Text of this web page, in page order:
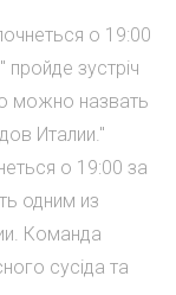
о 19:00
пройде зустріч
можно назвать
Италии."
о 19:00 за
одним из
Команда
сусіда та